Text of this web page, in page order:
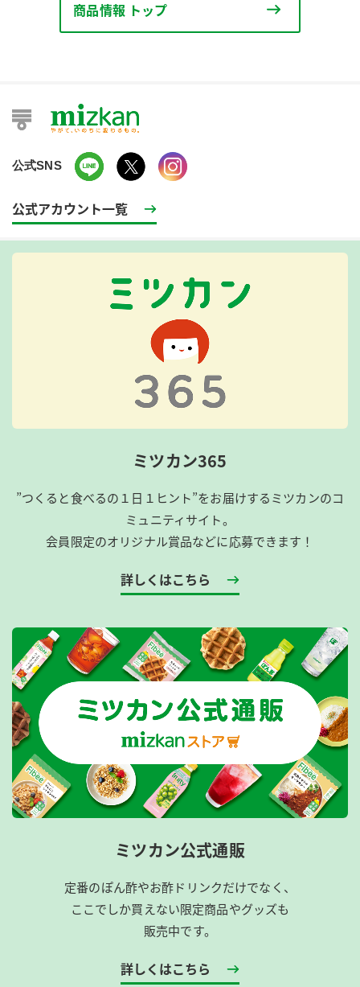
商品情報 トップ
公式SNS
公式アカウント一覧
ミツカン365
”つくると食べるの１日１ヒント”をお届けするミツカンのコ
ミュニティサイト。
会員限定のオリジナル賞品などに応募できます！
詳しくはこちら
ミツカン公式通販
定番のぽん酢やお酢ドリンクだけでなく、
ここでしか買えない限定商品やグッズも
販売中です。
詳しくはこちら